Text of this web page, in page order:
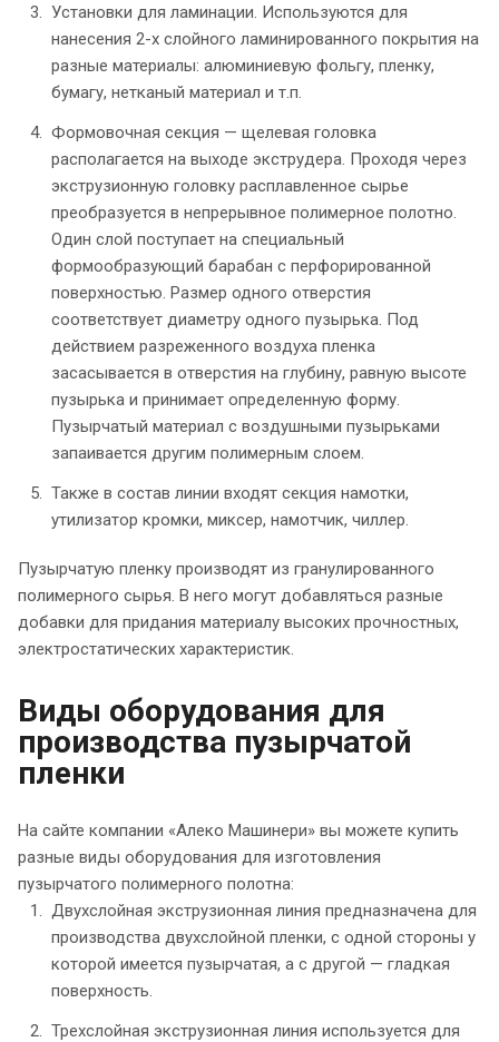
Установки для ламинации. Используются для
нанесения 2-х слойного ламинированного покрытия на
разные материалы: алюминиевую фольгу, пленку,
бумагу, нетканый материал и т.п.
Формовочная секция — щелевая головка
располагается на выходе экструдера. Проходя через
экструзионную головку расплавленное сырье
преобразуется в непрерывное полимерное полотно.
Один слой поступает на специальный
формообразующий барабан с перфорированной
поверхностью. Размер одного отверстия
соответствует диаметру одного пузырька. Под
действием разреженного воздуха пленка
засасывается в отверстия на глубину, равную высоте
пузырька и принимает определенную форму.
Пузырчатый материал с воздушными пузырьками
запаивается другим полимерным слоем.
Также в состав линии входят секция намотки,
утилизатор кромки, миксер, намотчик, чиллер.
Пузырчатую пленку производят из гранулированного
полимерного сырья. В него могут добавляться разные
добавки для придания материалу высоких прочностных,
электростатических характеристик.
Виды оборудования для
производства пузырчатой
пленки
На сайте компании «Алеко Машинери» вы можете купить
разные виды оборудования для изготовления
пузырчатого полимерного полотна:
Двухслойная экструзионная линия предназначена для
производства двухслойной пленки, с одной стороны у
которой имеется пузырчатая, а с другой — гладкая
поверхность.
Трехслойная экструзионная линия используется для